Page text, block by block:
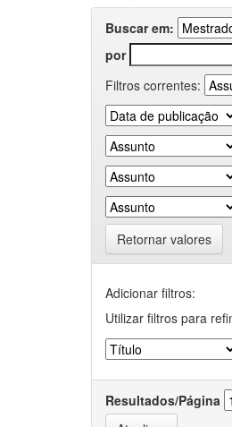
Buscar em:
por
Filtros correntes:
Retornar valores
Adicionar filtros:
Utilizar filtros para
Resultados/Página